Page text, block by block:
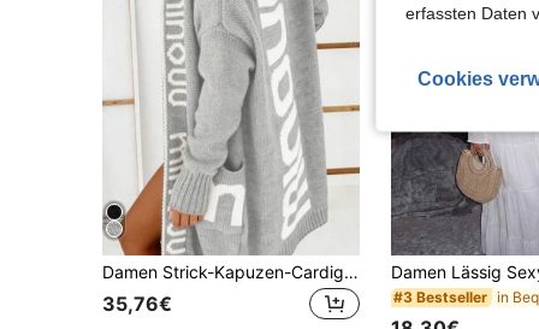
Damen Strick-Kapuzen-Cardigan mit langen Ärmeln und Taschen, schwarze lässige Jacke für den Herbst
35,76€ #3 Bestseller
erfassten Daten
Cookies